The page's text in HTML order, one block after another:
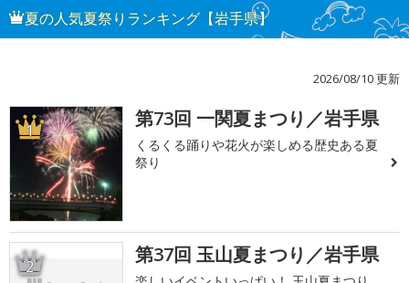
夏の人気夏祭りランキング【岩手県】
2026/08/10 更新
1 第73回 一関夏まつり／岩手県
くるくる踊りや花火が楽しめる歴史ある夏
祭り
2 第37回 玉山夏まつり／岩手県